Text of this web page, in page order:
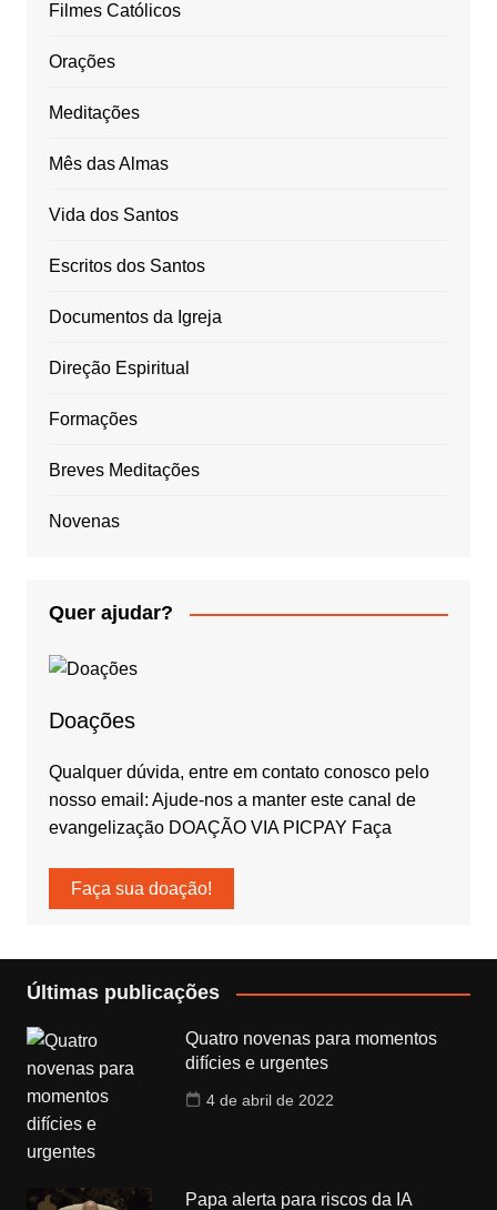
Filmes Católicos
Orações
Meditações
Mês das Almas
Vida dos Santos
Escritos dos Santos
Documentos da Igreja
Direção Espiritual
Formações
Breves Meditações
Novenas
Quer ajudar?
Doações
Qualquer dúvida, entre em contato conosco pelo
nosso email: Ajude-nos a manter este canal de
evangelização DOAÇÃO VIA PICPAY Faça
Faça sua doação!
Últimas publicações
Quatro novenas para momentos
difícies e urgentes
4 de abril de 2022
Papa alerta para riscos da IA